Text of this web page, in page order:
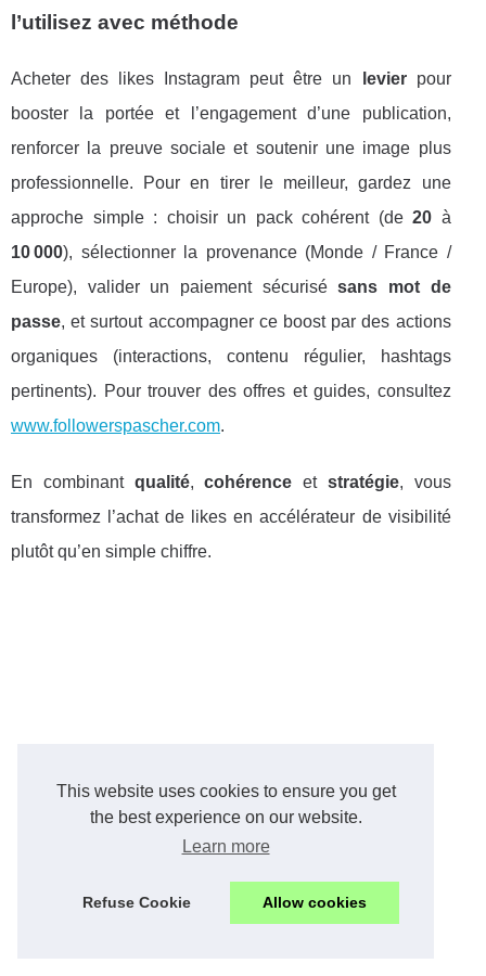
This website uses cookies to ensure you get
the best experience on our website.
Learn more
Refuse Cookie Allow cookies
l’utilisez avec méthode
Acheter des likes Instagram peut être un levierpour
booster la portée et l’engagement d’une publication,
renforcer la preuve sociale et soutenir une image plus
professionnelle. Pour en tirer le meilleur, gardez une
approche simple : choisir un pack cohérent (de20 à
10 000), sélectionner la provenance (Monde / France /
Europe), valider un paiement sécurisésans mot de
passe, et surtout accompagner ce boost par des actions
organiques (interactions, contenu régulier, hashtags
pertinents). Pour trouver des offres et guides, consultez
www.followerspascher.com.
En combinant qualité,cohérence et stratégie, vous
transformez l’achat de likes en accélérateur de visibilité
plutôt qu’en simple chiffre.